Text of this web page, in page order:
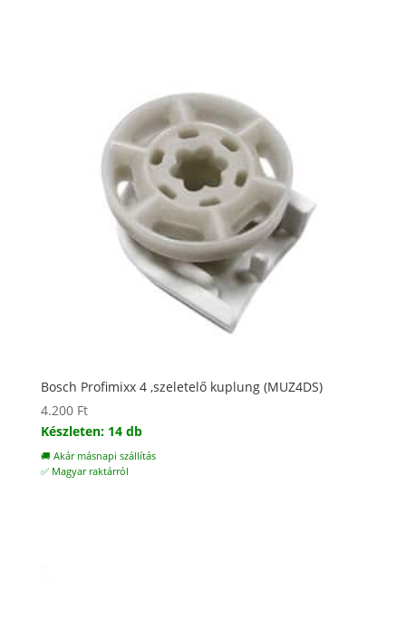
Bosch Profimixx 4 ,szeletelő kuplung (MUZ4DS)
4.200 Ft
Készleten: 14 db
🚚 Akár másnapi szállítás
✅ Magyar raktárról